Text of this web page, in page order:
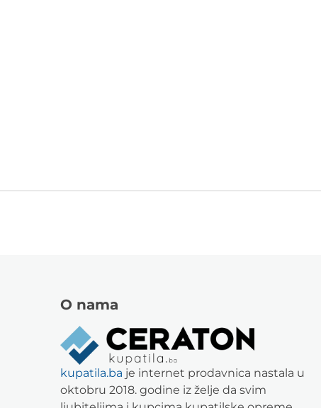
O nama
kupatila.ba je internet prodavnica nastala u
oktobru 2018. godine iz želje da svim